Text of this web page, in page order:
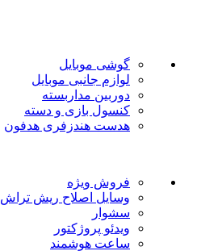
گوشی موبایل
لوازم جانبی موبایل
دوربین مداربسته
کنسول بازی و دسته
هدست هندزفری هدفون
فروش ویژه
وسایل اصلاح ریش تراش
سشوار
ویدئو پروژکتور
ساعت هوشمند